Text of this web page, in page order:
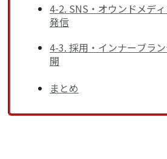
4-2. SNS・オウンドメデ
発信
4-3. 採用・インナーブラ
開
まとめ